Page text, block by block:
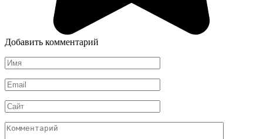
Добавить комментарий
Имя
*
Email
*
Сайт
Комментарий